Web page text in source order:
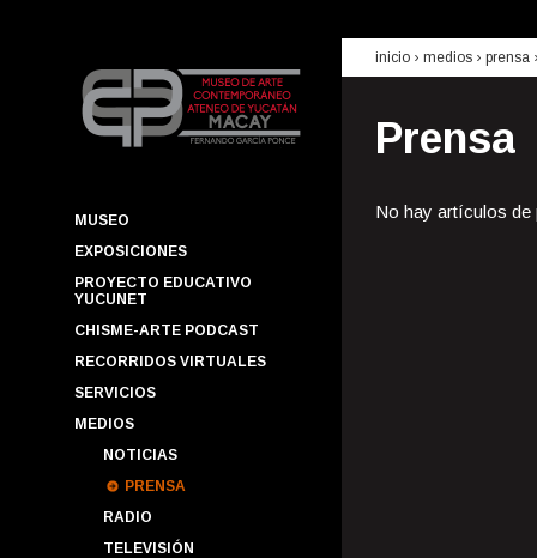
MUSEO
EXPOSICIONES
PROYECTO EDUCATIVO
YUCUNET
CHISME-ARTE PODCAST
RECORRIDOS VIRTUALES
SERVICIOS
MEDIOS
NOTICIAS
PRENSA
RADIO
TELEVISIÓN
inicio › medios › prensa
Prensa
No hay artículos de